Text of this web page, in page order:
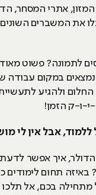
אתרי המסחר,
את המשברים
לתמונה? פשוט
במקום עבודה
החלום ולהגיע
י-ו-ק הזמן!
ללמוד, אבל אין לי
הדולר, איך אפשר
באיזה תחום לימודים
מתחילה בכם, אל